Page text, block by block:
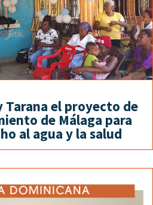
Tarana el proyecto de
de Málaga para
al agua y la salud